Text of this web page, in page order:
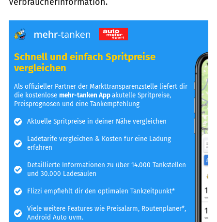
Schnell und einfach Spritpreise
vergleichen
Als offizieller Partner der Markttransparenzstelle liefert dir
die kostenlosemehr-tanken Appakutelle Spritpreise,
Preisprognosen und eine Tankempfehlung
Aktuelle Spritpreise in deiner Nähe vergleichen
Ladetarife vergleichen & Kosten für eine Ladung
erfahren
Detaillierte Informationen zu über 14.000 Tankstellen
und 30.000 Ladesäulen
Flizzi empfiehlt dir den optimalen Tankzeitpunkt*
Viele weitere Features wie Preisalarm, Routenplaner*,
Android Auto uvm.